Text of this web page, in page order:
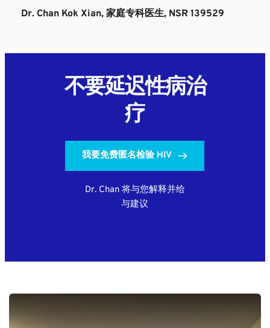
Dr. Chan Kok Xian, 家庭专科医生, NSR 139529
不要延迟性病治
疗
我要免费匿名检验 HIV
Dr. Chan 将与您解释并给
与建议